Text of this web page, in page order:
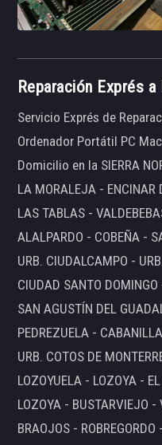
Reparación Exprés
Servicio Exprés de
Ordenador Portátil PC
Domicilio en la SIERRA
LA MORALEJA - ENCINAR
LAS TABLAS -
ALALPARDO - COBEÑA -
URB. CIUDALCAMPO -
CIUDAD SANTO DOMINGO
SAN AGUSTÍN DEL
PEDREZUELA -
URB. COTOS DE
LOZOYUELA - LOZOYA -
LOZOYA - BUSTARVIEJO
BRAOJOS -